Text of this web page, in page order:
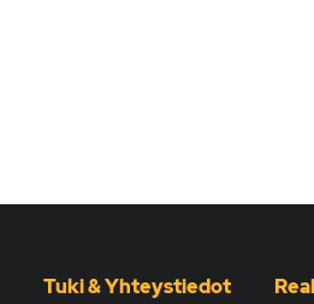
Tuki & Yhteystiedot